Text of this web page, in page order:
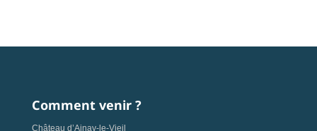
Comment venir ?
Château d’Ainay-le-Vieil